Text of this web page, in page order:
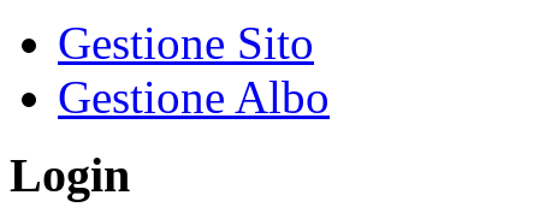
Gestione Sito
Gestione Albo
Login